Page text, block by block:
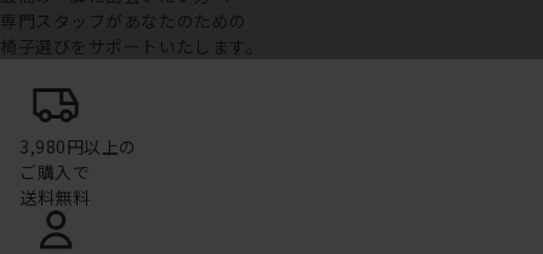
専門スタッフがあなたのための
椅子選びをサポートいたします。
3,980円以上の
ご購入で
送料無料